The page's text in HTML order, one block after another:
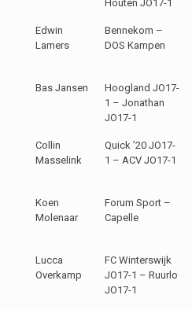
Houten JO17-1
Edwin
Lamers
Bennekom –
DOS Kampen
Bas Jansen
Hoogland JO17-
1 – Jonathan
JO17-1
Collin
Masselink
Quick ’20 JO17-
1 – ACV JO17-1
Koen
Molenaar
Forum Sport –
Capelle
Lucca
Overkamp
FC Winterswijk
JO17-1 – Ruurlo
JO17-1